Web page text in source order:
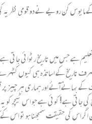
کن رویے نے دو قومی نظریہ
ہے جس میں تاریخ رٹوائی جاتی
پھرصرف تاریخ کے اساتذہ ہی
بہانے آئے اور ہماری ہر چیز پر
ہے! کوئی ہے جو اس ٹیچر کو
اگر اس کی حقیقت سمجھنا ہو تو